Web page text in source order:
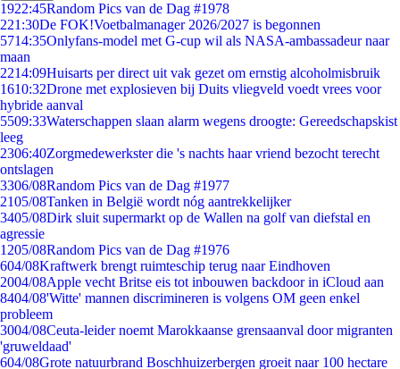
1922:45Random Pics van de Dag #1978
221:30De FOK!Voetbalmanager 2026/2027 is begonnen
5714:35Onlyfans-model met G-cup wil als NASA-ambassadeur naar
maan
2214:09Huisarts per direct uit vak gezet om ernstig alcoholmisbruik
1610:32Drone met explosieven bij Duits vliegveld voedt vrees voor
hybride aanval
5509:33Waterschappen slaan alarm wegens droogte: Gereedschapskist
leeg
2306:40Zorgmedewerkster die 's nachts haar vriend bezocht terecht
ontslagen
3306/08Random Pics van de Dag #1977
2105/08Tanken in België wordt nóg aantrekkelijker
3405/08Dirk sluit supermarkt op de Wallen na golf van diefstal en
agressie
1205/08Random Pics van de Dag #1976
604/08Kraftwerk brengt ruimteschip terug naar Eindhoven
2004/08Apple vecht Britse eis tot inbouwen backdoor in iCloud aan
8404/08'Witte' mannen discrimineren is volgens OM geen enkel
probleem
3004/08Ceuta-leider noemt Marokkaanse grensaanval door migranten
'gruweldaad'
604/08Grote natuurbrand Boschhuizerbergen groeit naar 100 hectare